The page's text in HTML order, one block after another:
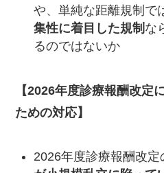
や、単純な距離規制で
集性に着目した規制 な
るのではないか
【2026年度診療報酬改定
ための対応】
2026年度診療報酬改